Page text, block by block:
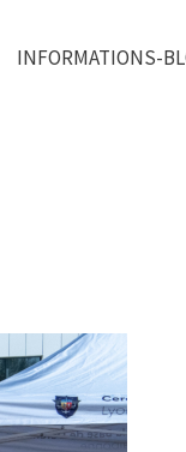
INFORMATIONS-